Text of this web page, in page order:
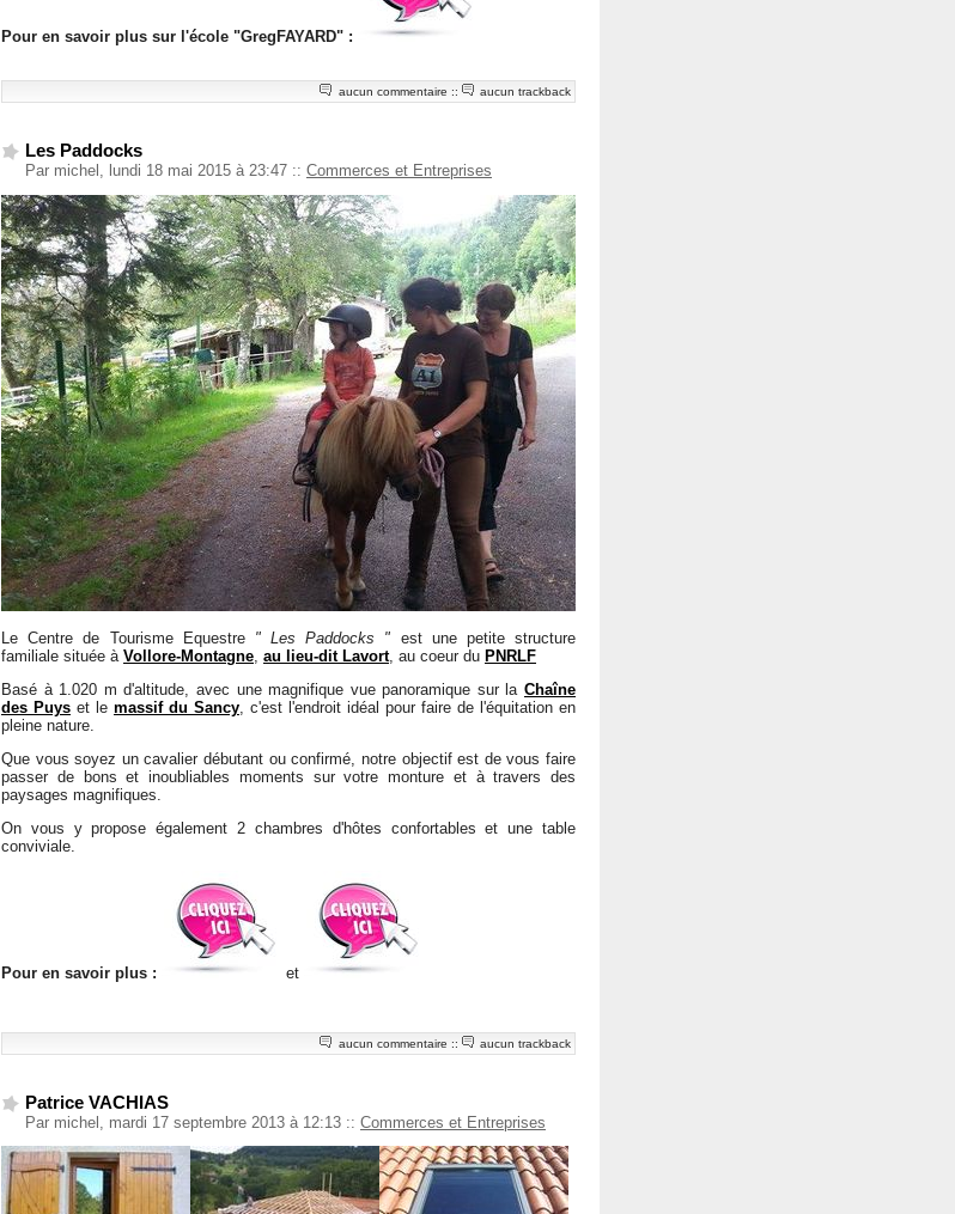
Pour en savoir plus sur l'école "GregFAYARD" :
aucun commentaire :: aucun trackback
Les Paddocks
Par michel, lundi 18 mai 2015 à 23:47 :: Commerces et Entreprises
Le Centre de Tourisme Equestre " Les Paddocks " est une petite structure
familiale située à Vollore-Montagne, au lieu-dit Lavort, au coeur du PNRLF
Basé à 1.020 m d'altitude, avec une magnifique vue panoramique sur la Chaîne
des Puys et le massif du Sancy, c'est l'endroit idéal pour faire de l'équitation en
pleine nature.
Que vous soyez un cavalier débutant ou confirmé, notre objectif est de vous faire
passer de bons et inoubliables moments sur votre monture et à travers des
paysages magnifiques.
On vous y propose également 2 chambres d'hôtes confortables et une table
conviviale.
Pour en savoir plus : et
aucun commentaire :: aucun trackback
Patrice VACHIAS
Par michel, mardi 17 septembre 2013 à 12:13 :: Commerces et Entreprises